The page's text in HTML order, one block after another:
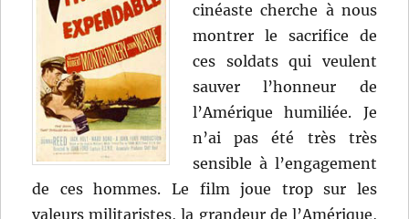
cinéaste cherche à nous
montrer le sacrifice de
ces soldats qui veulent
sauver l’honneur de
l’Amérique humiliée. Je
n’ai pas été très très
sensible à l’engagement
de ces hommes. Le film joue trop sur les
valeurs militaristes, la grandeur de l’Amérique,